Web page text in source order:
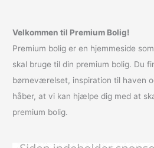
Velkommen til Premium Bolig!
Premium bolig er en hjemmeside
skal bruge til din premium bolig. Du
børneværelset, inspiration til haven
håber, at vi kan hjælpe dig med at
premium bolig.